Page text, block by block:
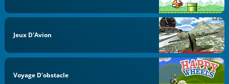
Jeux D'Avion
Voyage D'obstacle